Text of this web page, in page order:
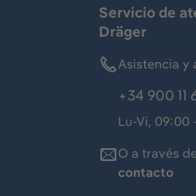
Servicio de
Dräger
Asistencia y
+34 900 11
Lu-Vi, 09:00
O a través
contacto